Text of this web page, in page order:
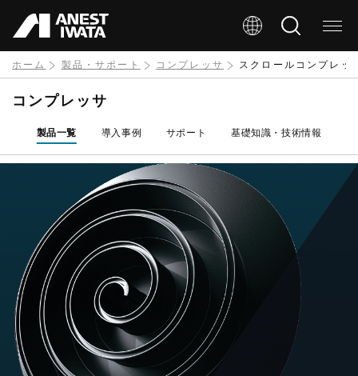
イ
ン
ン
ホーム 製品・サポート コンプレッサ スクロールコンプレッ
コンプレッサ
製品一覧 導入事例 サポート 基礎知識・技術情報